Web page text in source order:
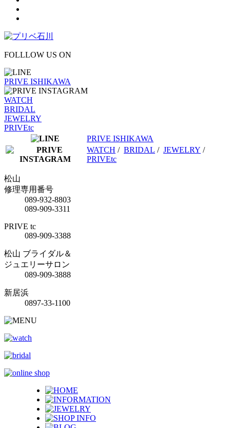
FOLLLOW US ON
PRIVE ISHIKAWA
WATCH
BRIDAL
JEWELRY
PRIVEtc
PRIVE ISHIKAWA
WATCH / BRIDAL / JEWELRY /
PRIVEtc
松山
修理専用番号
089-932-8803
089-909-3311
PRIVE tc
089-909-3388
松山 ブライダル＆
ジュエリーサロン
089-909-3888
新居浜
0897-33-1100